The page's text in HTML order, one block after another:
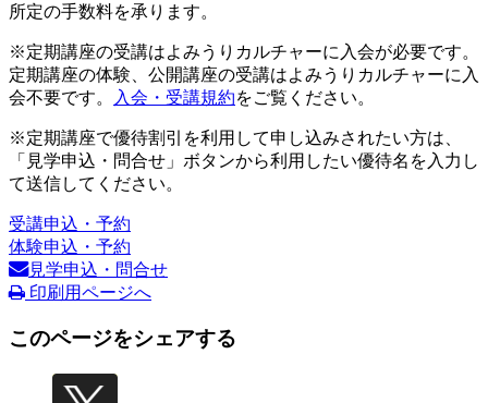
所定の手数料を承ります。
※定期講座の受講はよみうりカルチャーに入会が必要です。
定期講座の体験、公開講座の受講はよみうりカルチャーに入
会不要です。
入会・受講規約をご覧ください。
※定期講座で優待割引を利用して申し込みされたい方は、
「見学申込・問合せ」ボタンから利用したい優待名を入力し
て送信してください。
受講申込・予約
体験申込・予約
見学申込・問合せ
印刷用ページへ
このページをシェアする